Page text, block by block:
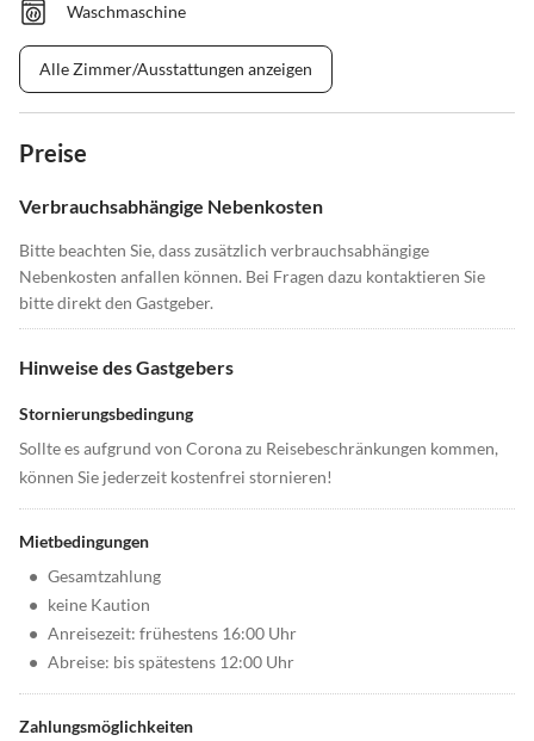
Waschmaschine
Alle Zimmer/Ausstattungen anzeigen
Preise
Verbrauchsabhängige Nebenkosten
Bitte beachten Sie, dass zusätzlich verbrauchsabhängige
Nebenkosten anfallen können. Bei Fragen dazu kontaktieren Sie
bitte direkt den Gastgeber.
Hinweise des Gastgebers
Stornierungsbedingung
Sollte es aufgrund von Corona zu Reisebeschränkungen kommen,
können Sie jederzeit kostenfrei stornieren!
Mietbedingungen
• Gesamtzahlung
• keine Kaution
• Anreisezeit: frühestens 16:00 Uhr
• Abreise: bis spätestens 12:00 Uhr
Zahlungsmöglichkeiten